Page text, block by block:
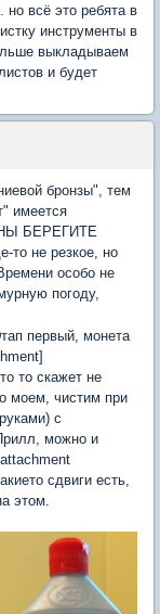
но всё это ребята в
инструменты в
выкладываем
и будет
бронзы", тем
имеется
БЕРЕГИТЕ
не резкое, но
особо не
погоду,
первый, монета
то скажет не
моем, чистим при
с
можно и
сдвиги есть,
этом.